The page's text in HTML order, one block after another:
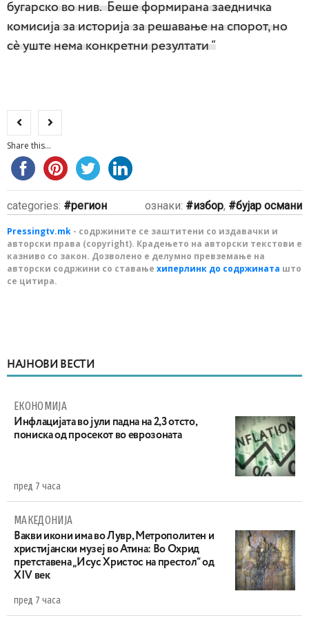
бугарско во нив. Беше формирана заедничка
комисија за историја за решавање на спорот, но
сè уште нема конкретни резултати “
Share this...
categories: регион ознаки: избор, бујар османи
Pressingtv.mk - содржините се заштитени со издавачки и
авторски права (copyright). Крадењето на авторски текстови е
казниво со закон. Дозволено е делумно превземање на
авторски содржини со ставање хиперлинк до содржината што
се цитира.
НАЈНОВИ ВЕСТИ
ЕКОНОМИЈА
Инфлацијата во јули падна на 2,3 отсто,
пониска од просекот во еврозоната
пред 7 часа
МАКЕДОНИЈА
Вакви икони има во Лувр, Метрополитен и
христијански музеј во Атина: Во Охрид
претставена „Исус Христос на престол“ од
XIV век
пред 7 часа